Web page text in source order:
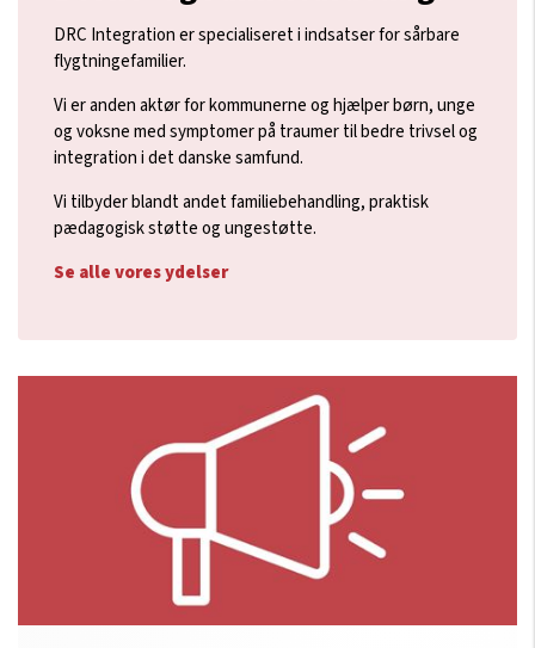
DRC Integration er specialiseret i indsatser for sårbare
flygtningefamilier.
Vi er anden aktør for kommunerne og hjælper børn, unge
og voksne med symptomer på traumer til bedre trivsel og
integration i det danske samfund.
Vi tilbyder blandt andet familiebehandling, praktisk
pædagogisk støtte og ungestøtte.
Se alle vores ydelser